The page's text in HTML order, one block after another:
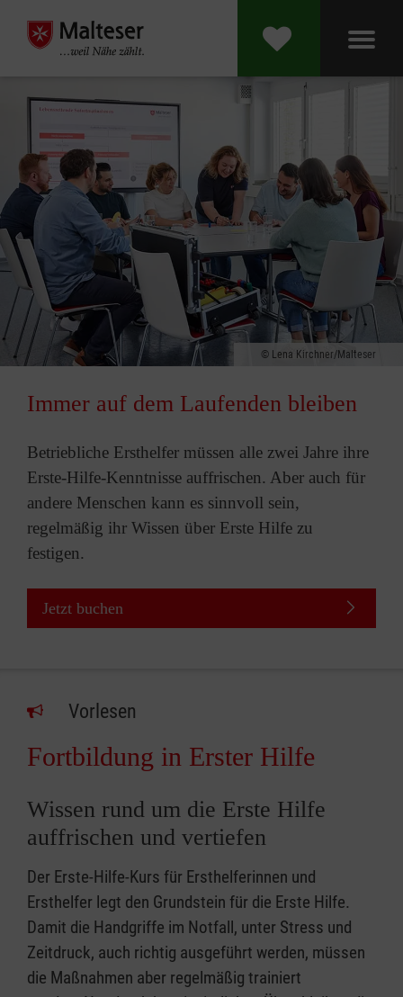
Lena Kirchner/Malteser
Immer auf dem Laufenden bleiben
Betriebliche Ersthelfer müssen alle zwei Jahre ihre
Erste-Hilfe-Kenntnisse auffrischen. Aber auch für
andere Menschen kann es sinnvoll sein,
regelmäßig ihr Wissen über Erste Hilfe zu
festigen.
Jetzt buchen
Vorlesen
Fortbildung in Erster Hilfe
Wissen rund um die Erste Hilfe
auffrischen und vertiefen
Der Erste-Hilfe-Kurs für Ersthelferinnen und
Ersthelfer legt den Grundstein für die Erste Hilfe.
Damit die Handgriffe im Notfall, unter Stress und
Zeitdruck, auch richtig ausgeführt werden, müssen
die Maßnahmen aber regelmäßig trainiert